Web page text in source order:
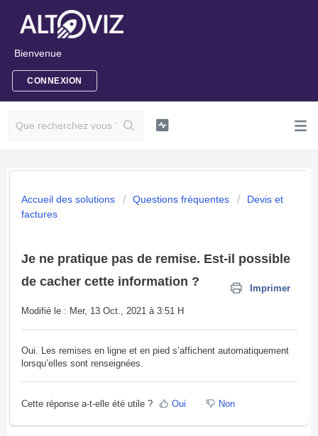
Bienvenue
CONNEXION
Accueil des solutions Questions fréquentes
Devis et
factures
Je ne pratique pas de remise. Est-il possible
de cacher cette information ?
Imprimer
Modifié le : Mer, 13 Oct., 2021 à 3:51 H
Oui. Les remises en ligne et en pied s’affichent automatiquement
lorsqu’elles sont renseignées.
Cette réponse a-t-elle été utile ? Oui Non